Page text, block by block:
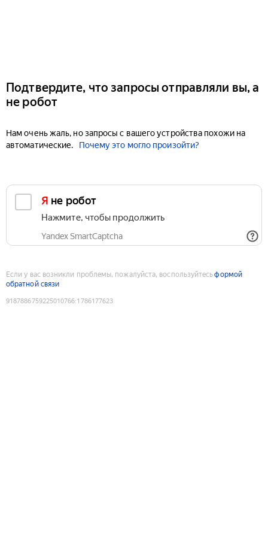
Подтвердите, что запросы отправляли вы, а
не робот
Нам очень жаль, но запросы с вашего устройства похожи на
автоматические.
Почему это могло произойти?
Я не робот
Нажмите, чтобы продолжить
Yandex SmartCaptcha
Если у вас возникли проблемы, пожалуйста, воспользуйтесьформой
обратной связи
9187886759225010766:1786177623